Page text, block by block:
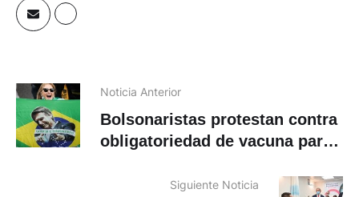
Noticia Anterior
Bolsonaristas protestan contra
obligatoriedad de vacuna para
Siguiente Noticia